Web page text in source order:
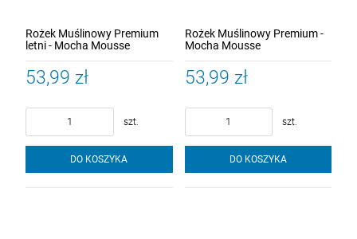
Rożek Muślinowy Premium
letni - Mocha Mousse
53,99 zł
szt.
DO KOSZYKA
Rożek Muślinowy Premium -
Mocha Mousse
53,99 zł
szt.
DO KOSZYKA